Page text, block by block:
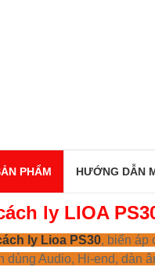
PHẨM HƯỚNG DẪN
ly LIOA
ly Lioa PS30, biến áp
dùng Audio, Hi-end, dàn